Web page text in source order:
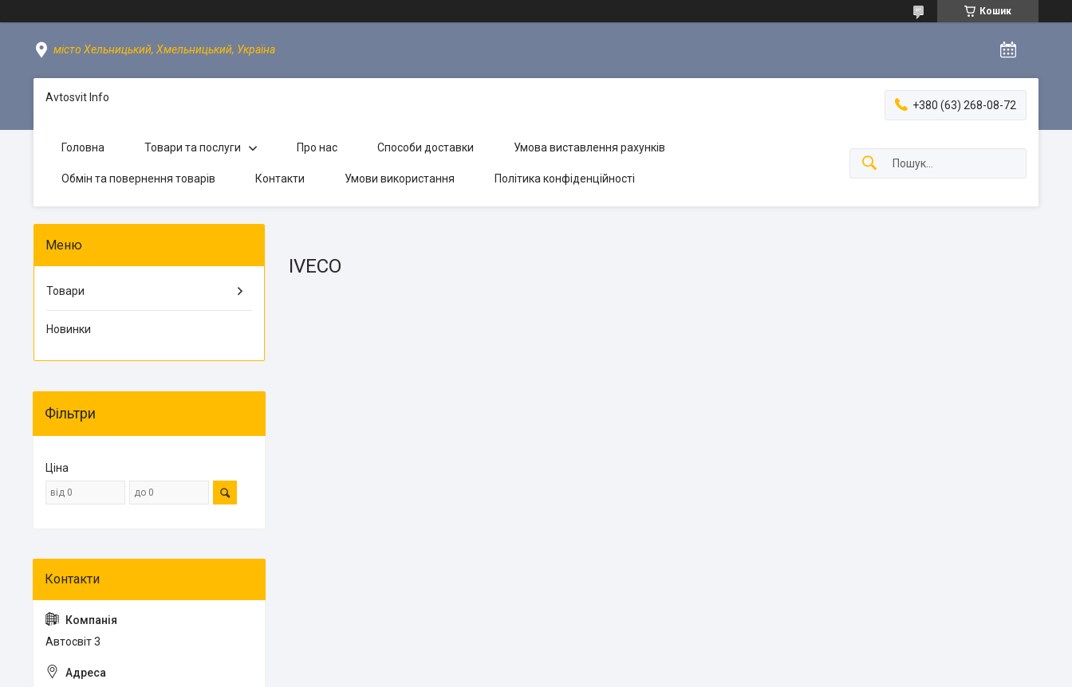
Кошик
місто Хельницький, Хмельницький, Україна
Avtosvit Info
+380 (63) 268-08-72
Головна Товари та послуги Про нас Способи доставки Умова виставлення рахунків
Обмін та повернення товарів Контакти Умови використання Політика конфіденційності
IVECO
Товари
Новинки
Фільтри
Ціна
Автосвіт 3